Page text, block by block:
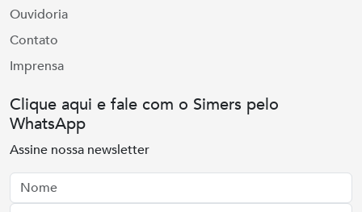
Ouvidoria
Contato
Imprensa
Clique aqui e fale com o Simers pelo
WhatsApp
Assine nossa newsletter
Nome
Email